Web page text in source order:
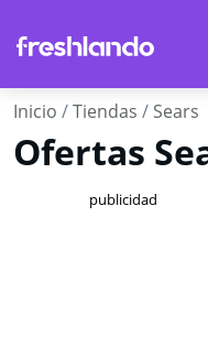
Inicio Tiendas Sears
Ofertas
publicidad